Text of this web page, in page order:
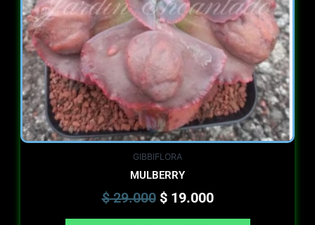
GIBBIFLORA
MULBERRY
$29.000 $19.000